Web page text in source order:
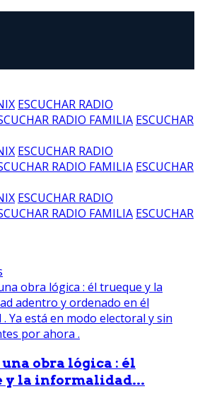
ESCUCHAR RADIO
RADIO FAMILIA ESCUCHAR
ESCUCHAR RADIO
RADIO FAMILIA ESCUCHAR
ESCUCHAR RADIO
RADIO FAMILIA ESCUCHAR
obra lógica : él
y la informalidad...